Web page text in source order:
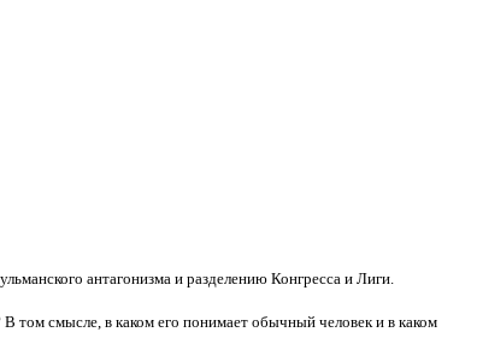
антагонизма и разделению Конгресса и Лиги.
том смысле, в каком его понимает обычный человек и в каком